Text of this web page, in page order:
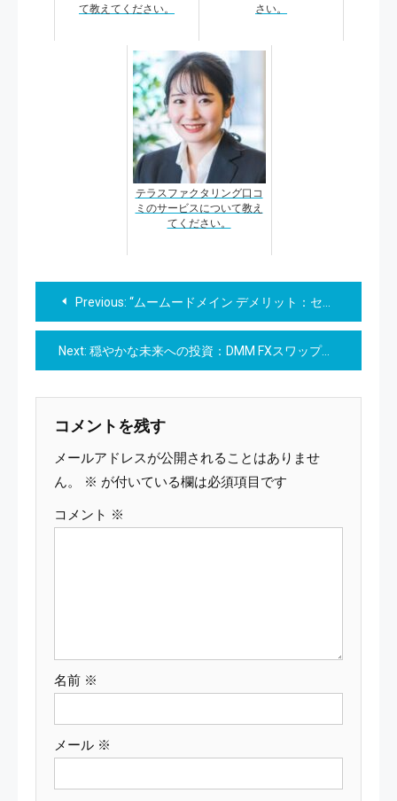
て教えてください。
さい。
テラスファクタリング口コ
ミのサービスについて教え
てください。
投
稿
ナ
ビ
ゲ
ー
シ
Previous: “ムームードメイン デメリット：セキュリティの深層を探る”
Next: 穏やかな未来への投資：DMM FXスワップポイントの魅力
コメントを残す
メールアドレスが公開されることはありませ
ん。
※ が付いている欄は必須項目です
コメント ※
名前 ※
メール ※